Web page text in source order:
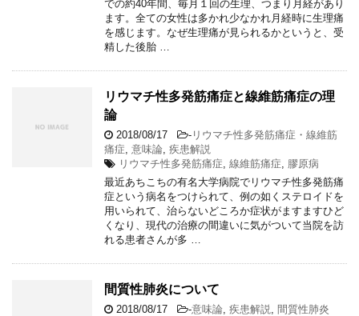
での約40年間、毎月１回の生理、つまり月経があり
ます。全ての女性は多かれ少なかれ月経時に生理痛
を感じます。なぜ生理痛が見られるかというと、受
精した後胎 …
リウマチ性多発筋痛症と線維筋痛症の理
論
2018/08/17 - リウマチ性多発筋痛症・線維筋
痛症 意味論 疾患解説
リウマチ性多発筋痛症 線維筋痛症
膠原病
最近あちこちの有名大学病院でリウマチ性多発筋痛
症という病名をつけられて、例の如くステロイドを
用いられて、治らないどころか症状がますますひど
くなり、現代の治療の間違いに気がついて当院を訪
れる患者さんが多 …
間質性肺炎について
2018/08/17 -意味論 疾患解説
間質性肺炎